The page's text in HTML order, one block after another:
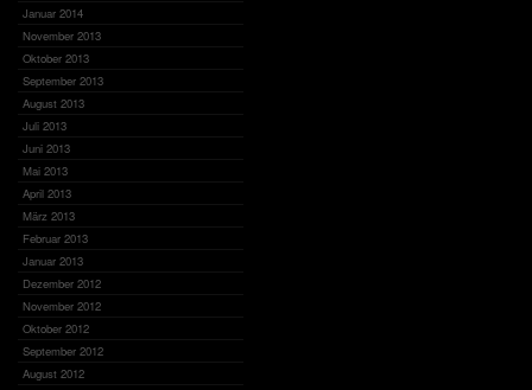
Januar 2014
November 2013
Oktober 2013
September 2013
August 2013
Juli 2013
Juni 2013
Mai 2013
April 2013
März 2013
Februar 2013
Januar 2013
Dezember 2012
November 2012
Oktober 2012
September 2012
August 2012